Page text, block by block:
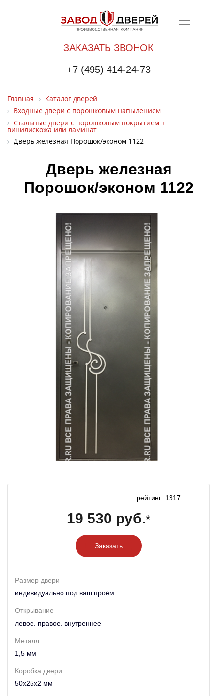
ЗАКАЗАТЬ ЗВОНОК
+7 (495) 414-24-73
Главная
Каталог дверей
Входные двери с порошковым напылением
Стальные двери с порошковым покрытием +
винилискожа или ламинат
Дверь железная Порошок/эконом 1122
Дверь железная
Порошок/эконом 1122
рейтинг: 1317
19 530 руб.*
Заказать
Размер двери
индивидуально под ваш проём
Открывание
левое, правое, внутреннее
Металл
1,5 мм
Коробка двери
50х25х2 мм